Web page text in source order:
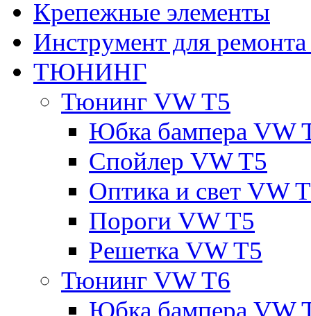
Крепежные элементы
Инструмент для
ТЮНИНГ
Тюнинг VW T5
Юбка бампера VW
Спойлер VW T5
Оптика и свет VW
Пороги VW T5
Решетка VW T5
Тюнинг VW T6
Юбка бампера VW